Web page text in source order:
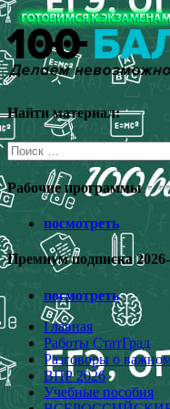
Перейти
к
содержимому
Найти материал:
Поиск
для:
Рабочие программы
посмотреть
Премиум подписка
посмотреть
Главная
Работы СтатГрад
Разговоры о
ВПР 2026
Учебные пособия